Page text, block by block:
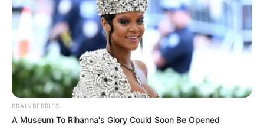
BRAINBERRIES
A Museum To Rihanna's Glory Could Soon Be Opened